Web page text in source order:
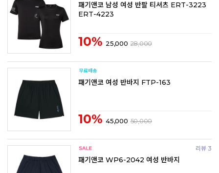
패기앤코 남성 여성 반팔 티셔츠 ERT-3223
ERT-4223
10% 25,000 28,000
패기앤코 여성 반바지 FTP-163
10% 45,000 50,000
리뷰 3
패기앤코 WP6-2042 여성 반바지